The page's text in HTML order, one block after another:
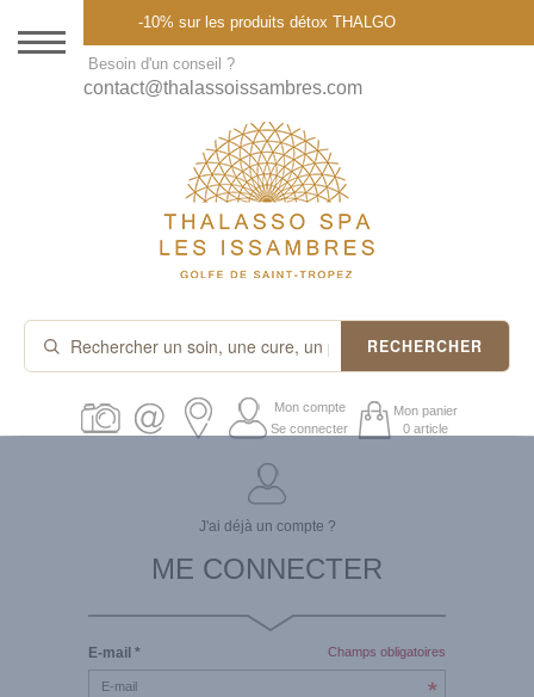
DESTINATION
THALASSO SPA
CURES ET FORFAITS
SOINS À LA CARTE
ABONNEMENTS
PROMOS
-10% sur les produits détox THALGO
Besoin d'un conseil ?
contact@thalassoissambres.com
RECHERCHER
Mon compte
Se connecter
Mon panier
0 article
J'ai déjà un compte ?
ME CONNECTER
Champs obligatoires
E-mail *